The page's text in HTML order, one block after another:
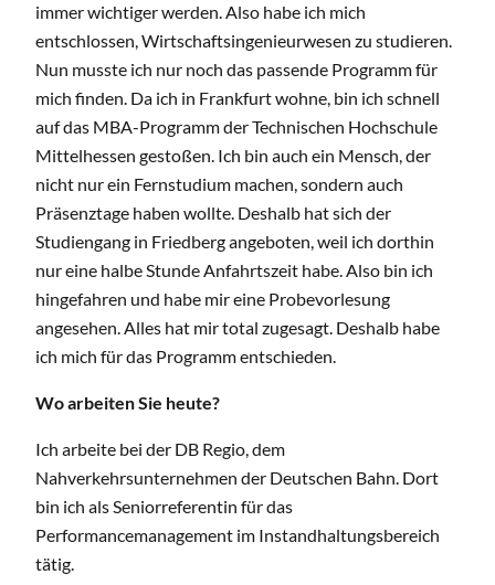
immer wichtiger werden. Also habe ich mich
entschlossen, Wirtschaftsingenieurwesen zu studieren.
Nun musste ich nur noch das passende Programm für
mich finden. Da ich in Frankfurt wohne, bin ich schnell
auf das MBA-Programm der Technischen Hochschule
Mittelhessen gestoßen. Ich bin auch ein Mensch, der
nicht nur ein Fernstudium machen, sondern auch
Präsenztage haben wollte. Deshalb hat sich der
Studiengang in Friedberg angeboten, weil ich dorthin
nur eine halbe Stunde Anfahrtszeit habe. Also bin ich
hingefahren und habe mir eine Probevorlesung
angesehen. Alles hat mir total zugesagt. Deshalb habe
ich mich für das Programm entschieden.
Wo arbeiten Sie heute?
Ich arbeite bei der DB Regio, dem
Nahverkehrsunternehmen der Deutschen Bahn. Dort
bin ich als Seniorreferentin für das
Performancemanagement im Instandhaltungsbereich
tätig.